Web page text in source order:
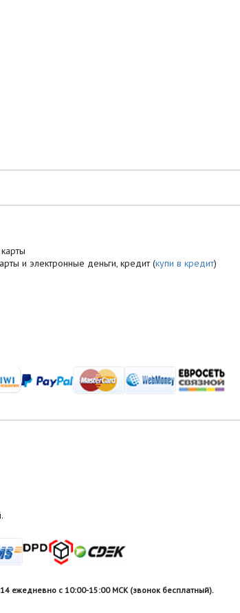
и электронные деньги, кредит (купи в кредит)
ежедневно с 10:00-15:00 МСК (звонок бесплатный).